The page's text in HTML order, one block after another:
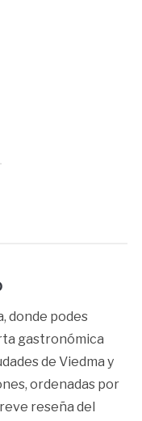
donde podes
gastronómica
de Viedma y
ordenadas por
reseña del